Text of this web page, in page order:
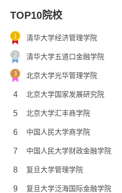
TOP10院校
清华大学经济管理学院
清华大学五道口金融学院
北京大学光华管理学院
4 北京大学国家发展研究院
5 北京大学汇丰商学院
6 中国人民大学商学院
7 中国人民大学财政金融学院
8 复旦大学管理学院
9 复旦大学泛海国际金融学院